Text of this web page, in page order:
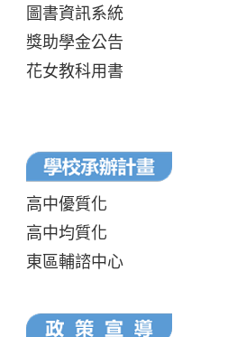
圖書資訊系統
獎助學金公告
花女教科用書
高中優質化
高中均質化
東區輔諮中心